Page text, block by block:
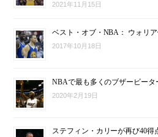
2021年11月15日
ベスト・オブ・NBA： ウォリア
2017年10月18日
NBAで最も多くのブザービータ
2020年2月19日
ステフィン・カリーが再び40